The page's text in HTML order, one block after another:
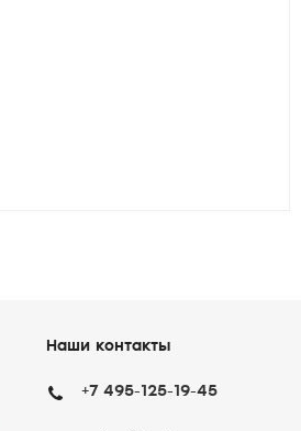
Наши контакты
+7 495-125-19-45